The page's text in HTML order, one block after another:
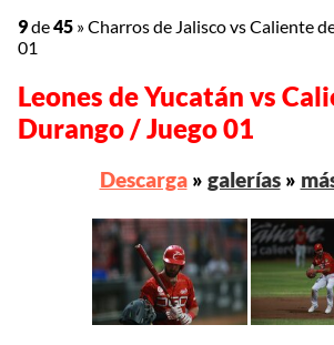
9de45 »Charros de Jalisco vs Caliente
01
Leones de Yucatán vs
Durango / Juego 01
Descarga» galerías»